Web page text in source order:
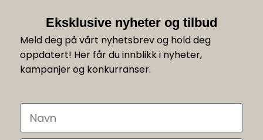
Eksklusive nyheter og tilbud
Meld deg på vårt nyhetsbrev og hold deg
oppdatert! Her får du innblikk i nyheter,
kampanjer og konkurranser.
Navn